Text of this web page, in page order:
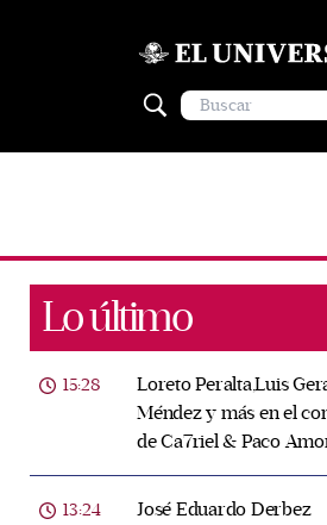
Lo último
15:28
Loreto Peralta,Luis
Méndez y más en el
de Ca7riel & Paco
13:24
José Eduardo Derbez